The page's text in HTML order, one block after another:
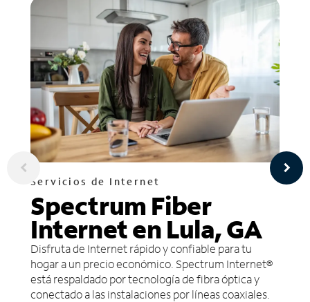
Servicios de Internet
Spectrum Fiber
Internet en Lula, GA
Disfruta de Internet rápido y confiable para tu
hogar a un precio económico. Spectrum Internet®
está respaldado por tecnología de fibra óptica y
conectado a las instalaciones por líneas coaxiales.